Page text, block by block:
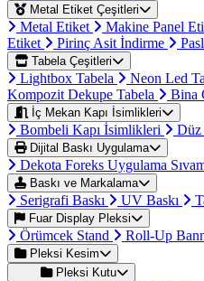
Metal Etiket Çeşitleri
Metal Etiket Makine Panel
Etiket
Pirinç Asit İndirme
Tabela Çeşitleri
Lightbox Tabela Neon Led
Kompozit Dekupe Tabela
Bina
İç Mekan Kapı İsimlikleri
Bombeli Kapı İsimlikleri Düz
Dijital Baskı Uygulama
Dekota Foreks Uygulama
Baskı ve Markalama
Serigrafi Baskı UV Baskı
Fuar Display Pleksi
Örümcek Stand Roll-Up
Pleksi Kesim
Pleksi Kutu